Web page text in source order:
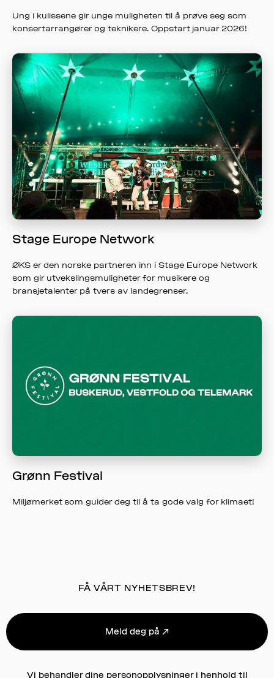
Ung i kulissene gir unge muligheten til å prøve seg som
konsertarrangører og teknikere. Oppstart januar 2026!
Stage Europe Network
ØKS er den norske partneren inn i Stage Europe Network
som gir utvekslingsmuligheter for musikere og
bransjetalenter på tvers av landegrenser.
Grønn Festival
Miljømerket som guider deg til å ta gode valg for klimaet!
FÅ VÅRT NYHETSBREV!
Meld deg på ↗
Vi behandler dine personopplysninger i henhold til